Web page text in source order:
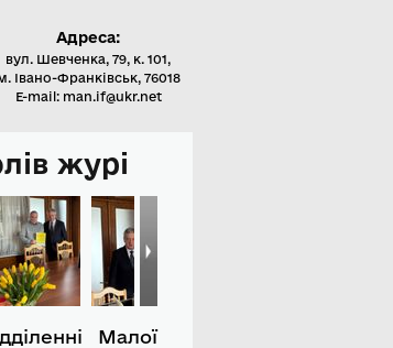
Адреса:
вул. Шевченка, 79, к. 101,
Івано-Франківськ, 76018
E-mail: man.if@ukr.net
журі
Малої